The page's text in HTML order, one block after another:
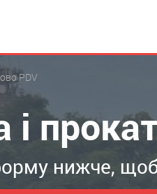
PDV
і
нижче, щоб